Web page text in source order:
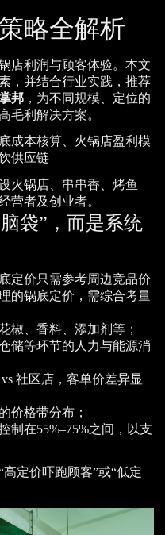
略全解析
店利润与顾客体验。本文
，并结合行业实践，推荐
邦 ，为不同规模、定位的
毛利解决方案。
成本核算、火锅店盈利模
供应链
火锅店、串串香、烤鱼
营者及创业者。
袋”，而是系统
定价只需参考周边竞品价
的锅底定价，需综合考量
椒、香料、添加剂等；
储等环节的人力与能源消
vs 社区店，客单价差异显
价格带分布；
制在55%–75%之间，以支
定价吓跑顾客”或“低定